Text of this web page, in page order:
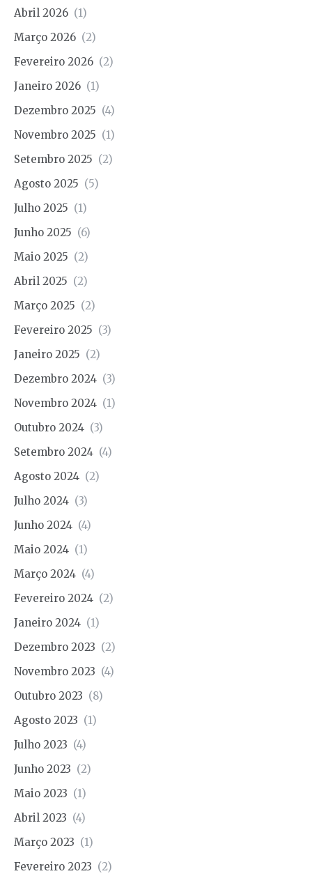
Abril 2026 (1)
Março 2026 (2)
Fevereiro 2026 (2)
Janeiro 2026 (1)
Dezembro 2025 (4)
Novembro 2025 (1)
Setembro 2025 (2)
Agosto 2025 (5)
Julho 2025 (1)
Junho 2025 (6)
Maio 2025 (2)
Abril 2025 (2)
Março 2025 (2)
Fevereiro 2025 (3)
Janeiro 2025 (2)
Dezembro 2024 (3)
Novembro 2024 (1)
Outubro 2024 (3)
Setembro 2024 (4)
Agosto 2024 (2)
Julho 2024 (3)
Junho 2024 (4)
Maio 2024 (1)
Março 2024 (4)
Fevereiro 2024 (2)
Janeiro 2024 (1)
Dezembro 2023 (2)
Novembro 2023 (4)
Outubro 2023 (8)
Agosto 2023 (1)
Julho 2023 (4)
Junho 2023 (2)
Maio 2023 (1)
Abril 2023 (4)
Março 2023 (1)
Fevereiro 2023 (2)